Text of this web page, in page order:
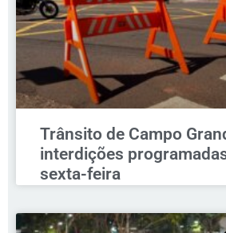
Trânsito de Campo
interdições
sexta-feira